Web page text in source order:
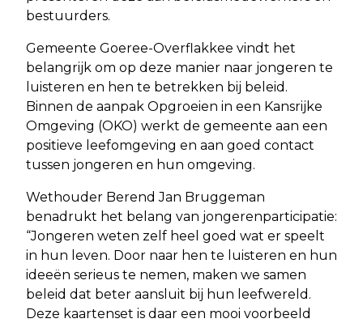
bestuurders.
Gemeente Goeree-Overflakkee vindt het
belangrijk om op deze manier naar jongeren te
luisteren en hen te betrekken bij beleid.
Binnen de aanpak Opgroeien in een Kansrijke
Omgeving (OKO) werkt de gemeente aan een
positieve leefomgeving en aan goed contact
tussen jongeren en hun omgeving.
Wethouder Berend Jan Bruggeman
benadrukt het belang van jongerenparticipatie:
“Jongeren weten zelf heel goed wat er speelt
in hun leven. Door naar hen te luisteren en hun
ideeën serieus te nemen, maken we samen
beleid dat beter aansluit bij hun leefwereld.
Deze kaartenset is daar een mooi voorbeeld